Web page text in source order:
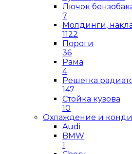
Лючок
7
Молдинги,
1122
Пороги
36
Рама
4
Решетка
147
Стойка кузова
10
Охлаждение и
Audi
BMW
1